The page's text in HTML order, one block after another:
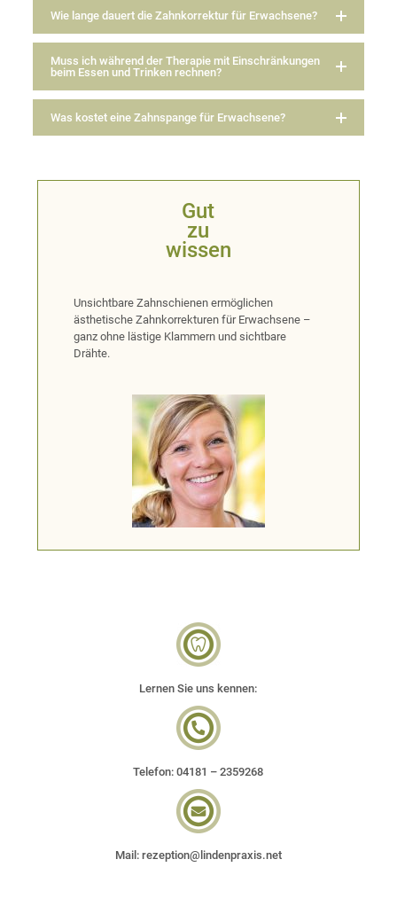
Wie lange dauert die Zahnkorrektur für Erwachsene?
Muss ich während der Therapie mit Einschränkungen
beim Essen und Trinken rechnen?
Was kostet eine Zahnspange für Erwachsene?
Gut
zu
wissen
Unsichtbare Zahnschienen ermöglichen
ästhetische Zahnkorrekturen für Erwachsene –
ganz ohne lästige Klammern und sichtbare
Drähte.
Lernen Sie uns kennen:
Telefon: 04181 – 2359268
Mail: rezeption@lindenpraxis.net